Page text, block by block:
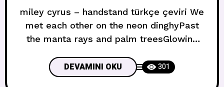
miley cyrus – handstand türkçe çeviri We
met each other on the neon dinghyPast
the manta rays and palm treesGlowing
heightsElectric eels and red venomIn the
sky, we could see the riders on the
DEVAMINI OKU 301